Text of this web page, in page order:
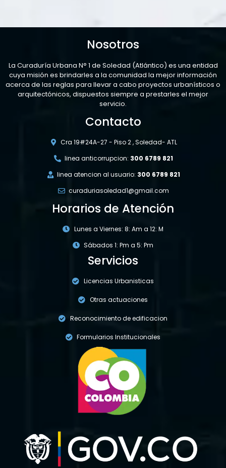
Nosotros
La Curaduría Urbana N° 1 de Soledad (Atlántico) es una entidad
cuya misión es brindarles a la comunidad la mejor información
acerca de las reglas para llevar a cabo proyectos urbanísticos o
arquitectónicos, dispuestos siempre a prestarles el mejor
servicio.
Contacto
Cra 19#24A-27 - Piso 2 , Soledad- ATL
linea anticorrupcion: 300 6789 821
linea atencion al usuario: 300 6789 821
curaduriasoledad1@gmail.com
Horarios de Atención
Lunes a Viernes: 8: Am a 12: M
Sábados 1: Pm a 5: Pm
Servicios
Licencias Urbanisticas
Otras actuaciones
Reconocimiento de edificacion
Formularios Institucionales